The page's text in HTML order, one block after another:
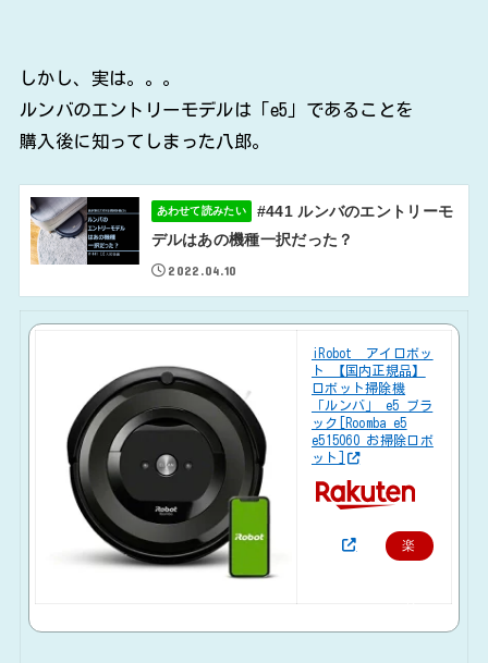
しかし、実は。。。
ルンバのエントリーモデルは「e5」であることを
購入後に知ってしまった八郎。
あわせて読みたい
#441 ルンバのエントリーモ
デルはあの機種一択だった？
2022.04.10
iRobot アイロボッ
ト 【国内正規品】
ロボット掃除機
「ルンバ」 e5 ブラ
ック[Roomba e5
e515060 お掃除ロボ
ット]
楽
購